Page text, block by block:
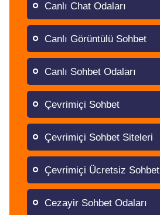
Canlı Chat Odaları
Canlı Görüntülü Sohbet
Canlı Sohbet Odaları
Çevrimiçi Sohbet
Çevrimiçi Sohbet Siteleri
Çevrimiçi Ücretsiz Sohbet
Cezayir Sohbet Odaları